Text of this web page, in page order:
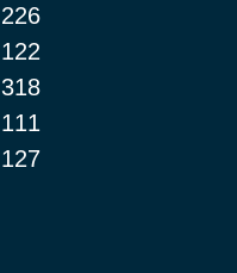
226
122
318
111
127